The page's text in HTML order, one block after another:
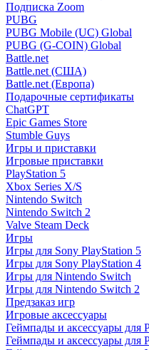
Подписка Zoom
PUBG
PUBG Mobile (UC) Global
PUBG (G-COIN) Global
Battle.net
Battle.net (США)
Battle.net (Европа)
Подарочные сертификаты
ChatGPT
Epic Games Store
Stumble Guys
Игры и приставки
Игровые приставки
PlayStation 5
Xbox Series X/S
Nintendo Switch
Nintendo Switch 2
Valve Steam Deck
Игры
Игры для Sony PlayStation 5
Игры для Sony PlayStation 4
Игры для Nintendo Switch
Игры для Nintendo Switch 2
Предзаказ игр
Игровые аксессуары
Геймпады и аксессуары для
Геймпады и аксессуары для